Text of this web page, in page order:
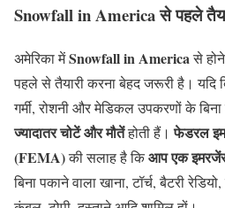
Snowfall in Americaसे पहले
अमेरिका मेंSnowfall in Americaसे
पहले से तैयारी करना बेहद जरूरी है। यदि
गर्मी, रोशनी और मेडिकल उपकरणों के
ज्यादातर चोटें और मौतेंहोती हैं।फेडरल
(FEMA)की सलाह है किआप एक
बिना पकाने वाला खाना, टॉर्च, बैटरी